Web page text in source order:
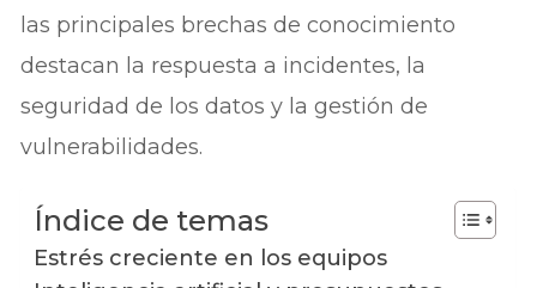
las principales brechas de conocimiento
destacan la respuesta a incidentes, la
seguridad de los datos y la gestión de
vulnerabilidades.
Índice de temas
Estrés creciente en los equipos